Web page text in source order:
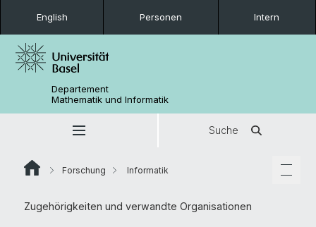
English Personen Intern
Departement
Mathematik und Informatik
Suche
Forschung Informatik
Zugehörigkeiten und verwandte Organisationen